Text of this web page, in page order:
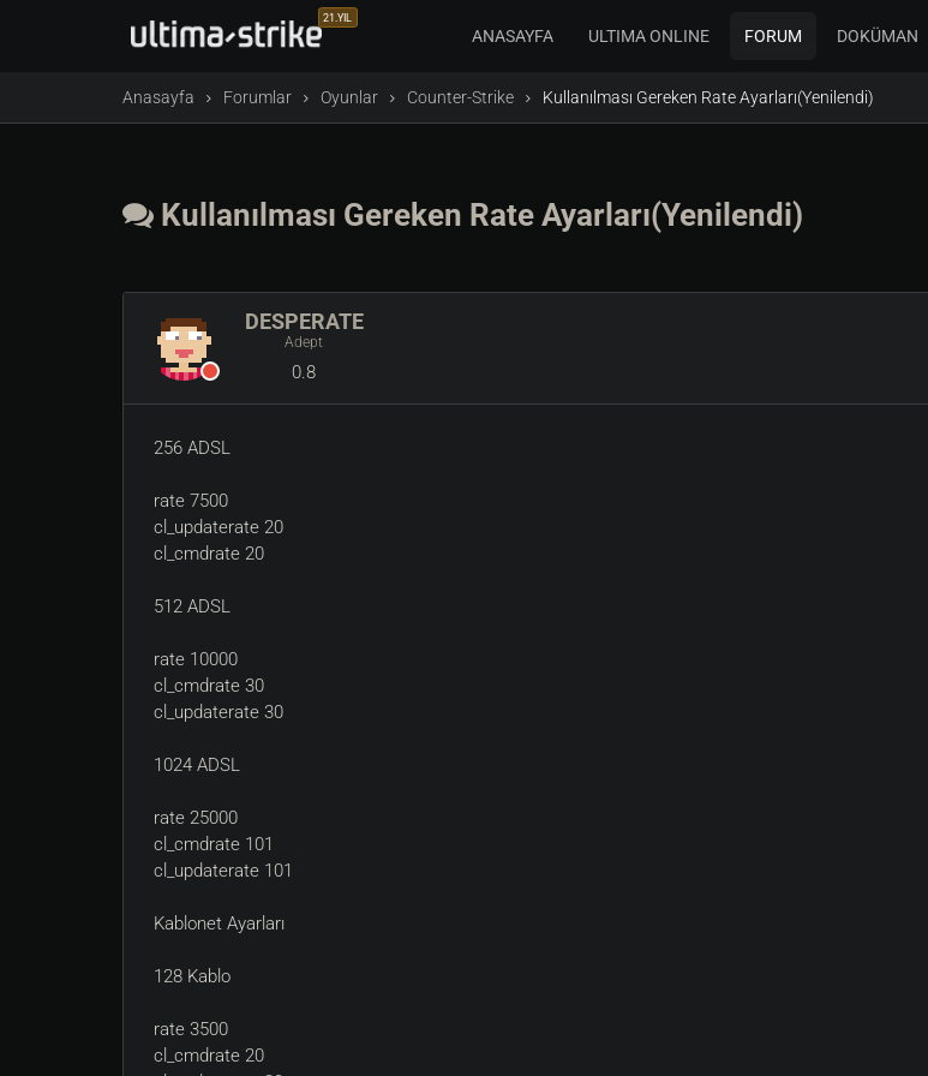
21.YIL
ANASAYFA ULTIMA ONLINE FORUM DOKÜMAN
Anasayfa Forumlar Oyunlar Counter-Strike Kullanılması Gereken Rate Ayarları(Yenilendi)
Kullanılması Gereken Rate Ayarları(Yenilendi)
DESPERATE
Adept
0.8
256 ADSL
rate 7500
cl_updaterate 20
cl_cmdrate 20
512 ADSL
rate 10000
cl_cmdrate 30
cl_updaterate 30
1024 ADSL
rate 25000
cl_cmdrate 101
cl_updaterate 101
Kablonet Ayarları
128 Kablo
rate 3500
cl_cmdrate 20